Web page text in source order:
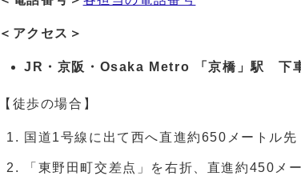
＜アクセス＞
JR・京阪・Osaka Metro 「京橋」駅 下
【徒歩の場合】
国道1号線に出て西へ直進約650メートル先
「東野田町交差点」を右折、直進約450メ